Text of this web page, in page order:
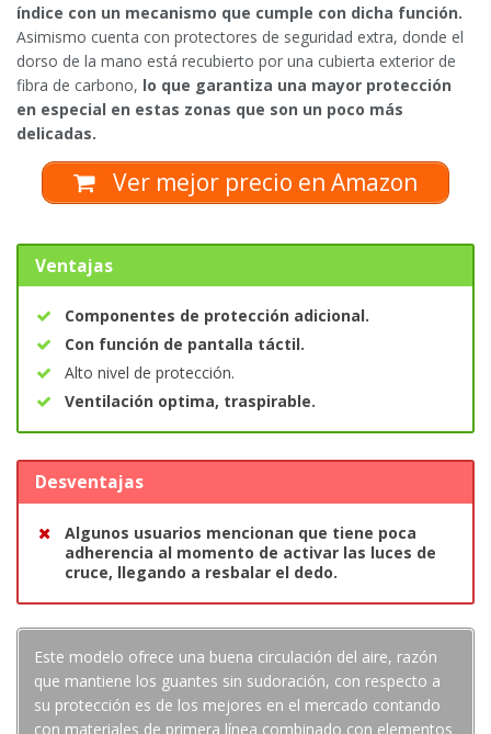
índice con un mecanismo que cumple con dicha función.
Asimismo cuenta con protectores de seguridad extra, donde el
dorso de la mano está recubierto por una cubierta exterior de
fibra de carbono, lo que garantiza una mayor protección
en especial en estas zonas que son un poco más
delicadas.
Ver mejor precio en Amazon
Ventajas
Componentes de protección adicional.
Con función de pantalla táctil.
Alto nivel de protección.
Ventilación optima, traspirable.
Desventajas
Algunos usuarios mencionan que tiene poca
adherencia al momento de activar las luces de
cruce, llegando a resbalar el dedo.
Este modelo ofrece una buena circulación del aire, razón
que mantiene los guantes sin sudoración, con respecto a
su protección es de los mejores en el mercado contando
con materiales de primera línea combinado con elementos